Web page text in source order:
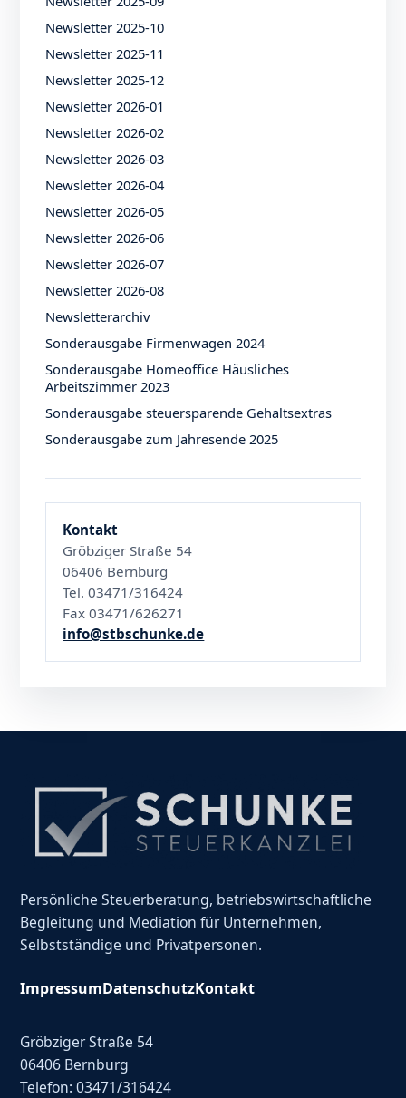
Newsletter 2025-10
Newsletter 2025-11
Newsletter 2025-12
Newsletter 2026-01
Newsletter 2026-02
Newsletter 2026-03
Newsletter 2026-04
Newsletter 2026-05
Newsletter 2026-06
Newsletter 2026-07
Newsletter 2026-08
Newsletterarchiv
Sonderausgabe Firmenwagen 2024
Sonderausgabe Homeoffice Häusliches
Arbeitszimmer 2023
Sonderausgabe steuersparende Gehaltsextras
Sonderausgabe zum Jahresende 2025
Kontakt
Gröbziger Straße 54
06406 Bernburg
Tel. 03471/316424
Fax 03471/626271
info@stbschunke.de
Persönliche Steuerberatung, betriebswirtschaftliche
Begleitung und Mediation für Unternehmen,
Selbstständige und Privatpersonen.
ImpressumDatenschutzKontakt
Gröbziger Straße 54
06406 Bernburg
Telefon: 03471/316424